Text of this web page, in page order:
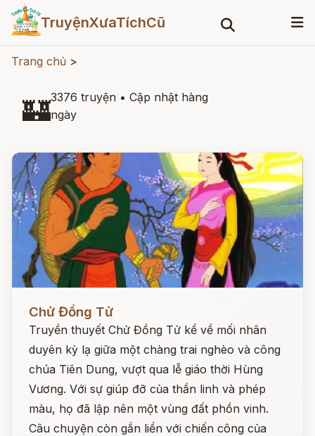
TruyệnXưaTíchCũ
Trang chủ >
🏰3376 truyện • Cập nhật hàng
ngày
Chử Đồng Tử
Truyền thuyết Chử Đồng Tử kể về mối nhân
duyên kỳ lạ giữa một chàng trai nghèo và công
chúa Tiên Dung, vượt qua lễ giáo thời Hùng
Vương. Với sự giúp đỡ của thần linh và phép
màu, họ đã lập nên một vùng đất phồn vinh.
Câu chuyện còn gắn liền với chiến công của